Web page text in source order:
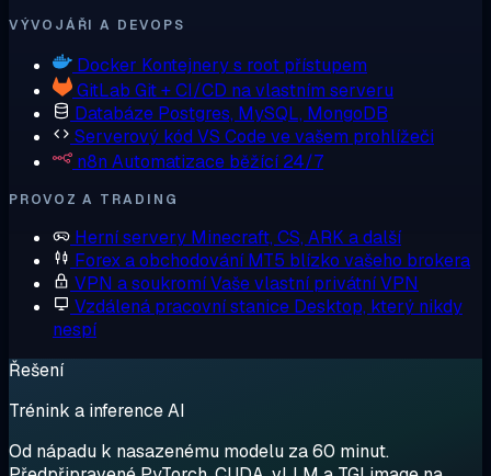
VÝVOJÁŘI A DEVOPS
Docker Kontejnery s root přístupem
GitLab Git + CI/CD na vlastním serveru
Databáze Postgres, MySQL, MongoDB
Serverový kód VS Code ve vašem prohlížeči
n8n Automatizace běžící 24/7
PROVOZ A TRADING
Herní servery Minecraft, CS, ARK a další
Forex a obchodování MT5 blízko vašeho brokera
VPN a soukromíVaše vlastní privátní VPN
Vzdálená pracovní stanice Desktop, který nikdy
nespí
Řešení
Trénink a inference AI
Od nápadu k nasazenému modelu za 60 minut.